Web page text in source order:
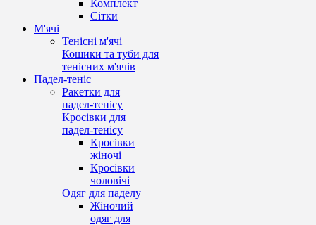
Комплект
Сітки
М'ячі
Тенісні м'ячі
Кошики та туби для
тенісних м'ячів
Падел-теніс
Ракетки для
падел-тенісу
Кросівки для
падел-тенісу
Кросівки
жіночі
Кросівки
чоловічі
Одяг для паделу
Жіночий
одяг для